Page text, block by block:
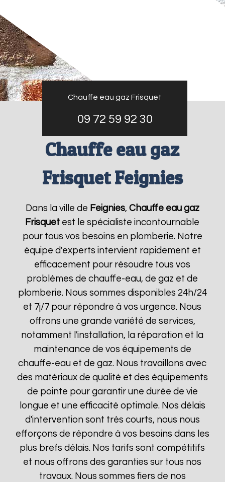
Chauffe eau gaz Frisquet
09 72 59 92 30
Chauffe eau gaz
Frisquet Feignies
Dans la ville de Feignies, Chauffe eau gaz
Frisquet est le spécialiste incontournable
pour tous vos besoins en plomberie. Notre
équipe d'experts intervient rapidement et
efficacement pour résoudre tous vos
problèmes de chauffe-eau, de gaz et de
plomberie. Nous sommes disponibles 24h/24
et 7j/7 pour répondre à vos urgence. Nous
offrons une grande variété de services,
notamment l'installation, la réparation et la
maintenance de vos équipements de
chauffe-eau et de gaz. Nous travaillons avec
des matériaux de qualité et des équipements
de pointe pour garantir une durée de vie
longue et une efficacité optimale. Nos délais
d'intervention sont très courts, nous nous
efforçons de répondre à vos besoins dans les
plus brefs délais. Nos tarifs sont compétitifs
et nous offrons des garanties sur tous nos
travaux. Nous sommes fiers de nos